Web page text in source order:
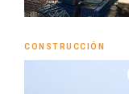
CONSTRUCCIÓN